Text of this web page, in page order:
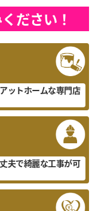
ださい！
ットホームな専門店
夫で綺麗な工事が可